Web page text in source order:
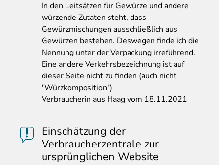
In den Leitsätzen für Gewürze und andere
würzende Zutaten steht, dass
Gewürzmischungen ausschließlich aus
Gewürzen bestehen. Deswegen finde ich die
Nennung unter der Verpackung irreführend.
Eine andere Verkehrsbezeichnung ist auf
dieser Seite nicht zu finden (auch nicht
"Würzkomposition")
Verbraucherin aus Haag vom 18.11.2021
Einschätzung der
Verbraucherzentrale zur
ursprünglichen Website